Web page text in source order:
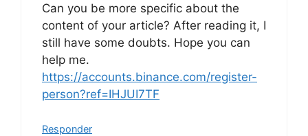
Can you be more specific about the
content of your article? After reading it, I
still have some doubts. Hope you can
help me.
https://accounts.binance.com/register-
person?ref=IHJUI7TF
Responder